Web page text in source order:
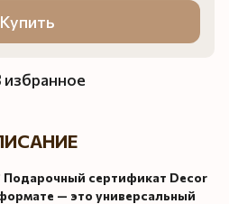
Купить
избранное
Подарочный сертификат Decor
— это универсальный